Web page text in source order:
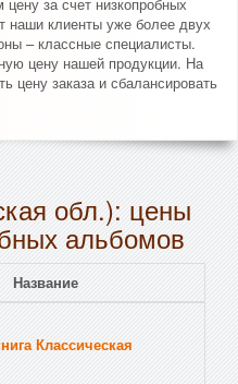
наши клиенты уже более двух
– классные специалисты.
цену нашей продукции. На
цену заказа и сбалансировать
обл.): цены
альбомов
Название
Классическая